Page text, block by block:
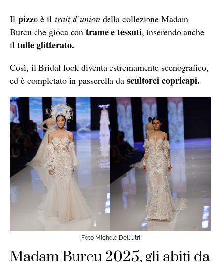
Il pizzo è il trait d’union della collezione Madam
Burcu che gioca con trame e tessuti, inserendo anche
il tulle glitterato.
Così, il Bridal look diventa estremamente scenografico,
ed è completato in passerella da scultorei copricapi.
Foto Michele Dell’Utri
Madam Burcu 2025, gli abiti da